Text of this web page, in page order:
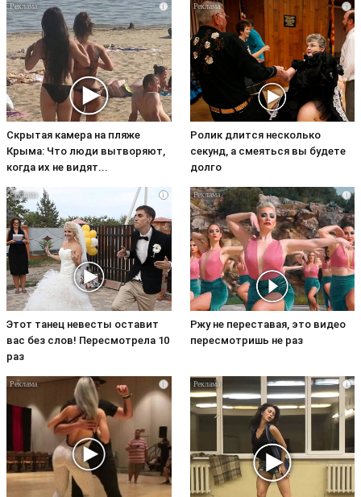
i
Скрытая камера на пляже
Крыма: Что люди вытворяют,
когда их не видят...
i
Ролик длится несколько
секунд, а смеяться вы будете
долго
i
Этот танец невесты оставит
вас без слов! Пересмотрела 10
раз
i
Ржу не переставая, это видео
пересмотришь не раз
i i